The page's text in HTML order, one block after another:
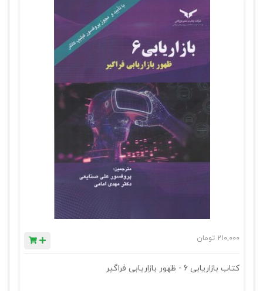
210,000 تومان
کتاب بازاریابی 6 - ظهور بازاریابی فراگیر